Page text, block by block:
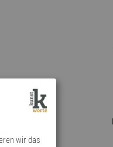
wir das